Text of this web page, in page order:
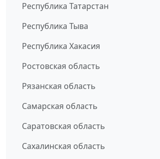
Республика Татарстан
Республика Тыва
Республика Хакасия
Ростовская область
Рязанская область
Самарская область
Саратовская область
Сахалинская область